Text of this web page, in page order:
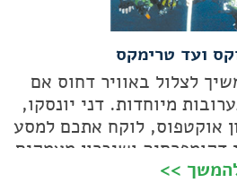
ועד טרימקס
לצלול באוויר דחוס אם
מיוחדות. דני יונסקו,
אוקטפוס, לוקח אתכם למסע
ושיכרון מעמקים
>>